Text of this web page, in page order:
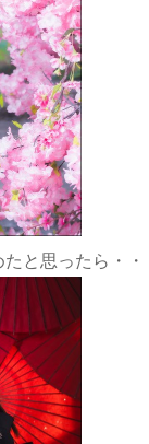
と思ったら・・